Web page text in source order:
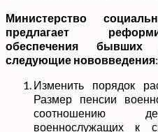
Министерство
предлагает
обеспечения бывших
следующие нововведения:
Изменить порядок
Размер пенсии
соотношению
военнослужащих к